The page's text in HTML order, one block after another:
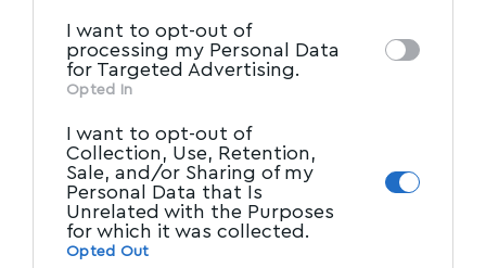
I want to opt-out of
processing my Personal Data
for Targeted Advertising.
Opted In
I want to opt-out of
Collection, Use, Retention,
Sale, and/or Sharing of my
Personal Data that Is
Unrelated with the Purposes
for which it was collected.
Opted Out